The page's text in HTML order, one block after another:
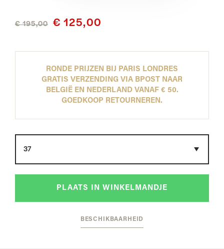
€ 195,00 € 125,00
RONDE PRIJZEN BIJ PARIS LONDRES
GRATIS VERZENDING VIA BPOST NAAR
BELGIË EN NEDERLAND VANAF € 50.
GOEDKOOP RETOURNEREN.
PLAATS IN WINKELMANDJE
BESCHIKBAARHEID